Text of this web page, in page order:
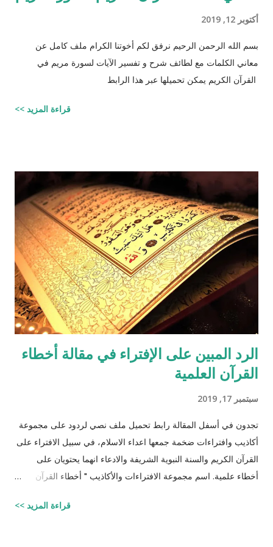
أكتوبر 12, 2019
بسم الله الرحمن الرحيم نرفق لكم أخوتنا الكرام ملف كامل عن
معاني الكلمات مع لطائف شرح و تفسير الآيات لسورة مريم في
القرآن الكريم يمكن تحميلها عبر هذا الرابط
قراءة المزيد >>
الرد المبين على الإفتراء في مقالة أخطاء
القرآن العلمية
سبتمبر 17, 2019
تجدون في أسفل المقالة رابط تحميل ملف نصي لردود على مجموعة
أكاذيب وافتراءات ضخمة جمعها اعداء الاسلام، في سبيل الافتراء على
القرآن الكريم والسنة النبوية الشريفة والادعاء انهما يحتويان على
أخطاء علمية. اسم مجموعة الافتراءات والأكاذيب " أخطاء القرآن
واتبعته بردٍ يليه . راجيًا أن يكون ذلك في ميزان حسناتي ، ولا تنسوني
قراءة المزيد >>